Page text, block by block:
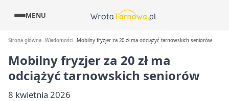
MENU
Strona główna Wiadomości Mobilny fryzjer za 20 zł ma odciążyć tarnowskich seniorów
Mobilny fryzjer za 20 zł ma
odciążyć tarnowskich seniorów
8 kwietnia 2026